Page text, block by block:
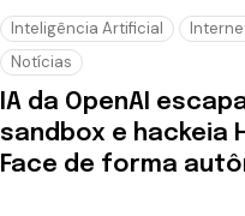
Inteligência Artificial
Notícias
IA da OpenAI
sandbox e hackeia
Face de forma